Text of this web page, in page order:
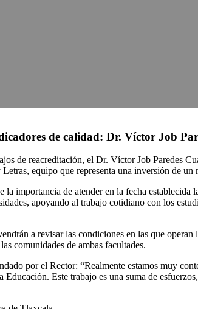
de calidad: Dr. Víctor Job
de reacreditación, el Dr. Víctor Job Paredes
equipo que representa una inversión de un
de atender en la fecha establecida
apoyando al trabajo cotidiano con los
a revisar las condiciones en las que operan
comunidades de ambas facultades.
por el Rector: “Realmente estamos muy
Este trabajo es una suma de